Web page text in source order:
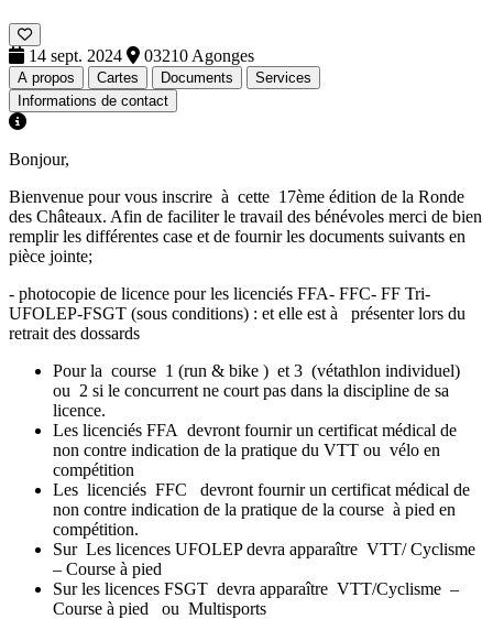
14 sept. 2024 03210 Agonges
A propos Cartes Documents
Services
Informations de contact
Bonjour,
Bienvenue pour vous inscrire à cette 17ème édition de la Ronde
des Châteaux. Afin de faciliter le travail des bénévoles merci de bien
remplir les différentes case et de fournir les documents suivants en
pièce jointe;
- photocopie de licence pour les licenciés FFA- FFC- FF Tri-
UFOLEP-FSGT (sous conditions) : et elle est à présenter lors du
retrait des dossards
Pour la course 1 (run & bike ) et 3 (vétathlon individuel)
ou 2 si le concurrent ne court pas dans la discipline de sa
licence.
Les licenciés FFA devront fournir un certificat médical de
non contre indication de la pratique du VTT ou vélo en
compétition
Les licenciés FFC devront fournir un certificat médical de
non contre indication de la pratique de la course à pied en
compétition.
Sur Les licences UFOLEP devra apparaître VTT/ Cyclisme
– Course à pied
Sur les licences FSGT devra apparaître VTT/Cyclisme –
Course à pied ou Multisports